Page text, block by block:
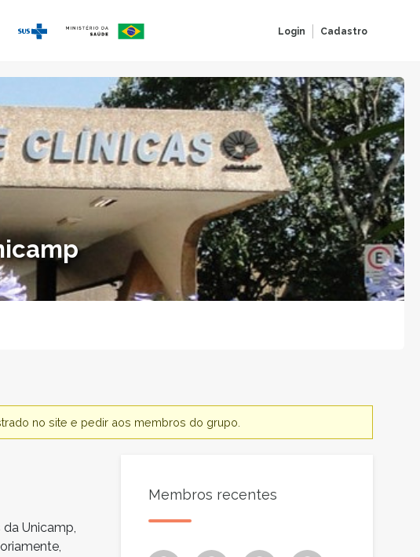
Login Cadastro
no site e pedir aos membros do grupo.
Unicamp,
Membros recentes